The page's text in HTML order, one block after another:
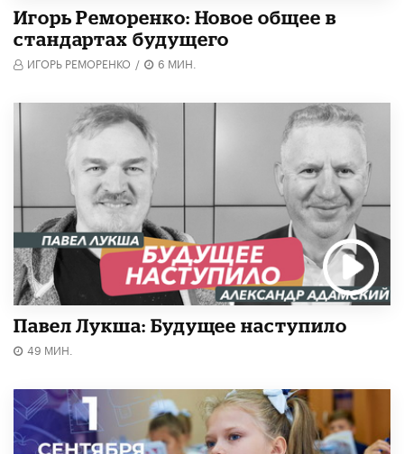
Игорь Реморенко: Новое общее в
стандартах будущего
ИГОРЬ РЕМОРЕНКО / 6 МИН.
Павел Лукша: Будущее наступило
49 МИН.